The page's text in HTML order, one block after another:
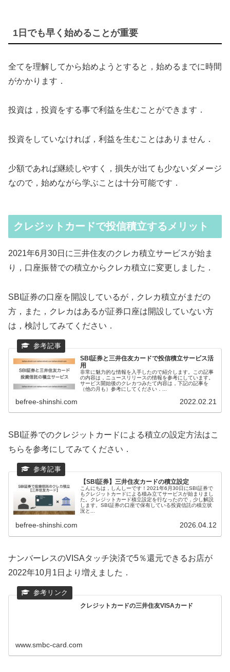
1日でも早く始めることが重要
全てを理解してから始めようとすると，始めるまでに時間
がかかります．
投資は，投資をする事で利益を生むことができます．
投資をしていなければ，利益を生むことはありません．
少額であれば継続しやすく，損失が出ても少ないダメージ
なので，始めながら学ぶことは十分可能です．
クレジットカードで投信積立するメリット
2021年6月30日に三井住友のクレカ積立サービスが始ま
り，口座振替での積立からクレカ積立に変更しました．
SBI証券の口座を開設しているが，クレカ積立がまだの
方，また，クレカはあるが証券口座は開設していない方
は，検討してみてください．
SBI証券と三井住友カードで投信積立サービス活
用
非常に魅力的な情報を入手したので紹介します。この記事
の内容は，ニュースリリースの情報を参考にしています。
サービス開始後のクレカつみたて内容は，下記の記事を
（他の月も）参考にしてください．...
befree-shinshi.com 2022.02.21
SBI証券でのクレジットカードによる積立の設定方法はこ
ちらを参考にしてみてください．
【SBI証券】三井住友カードの積立設定
こんにちは，しんしーです！2021年6月30日にSBI証券で
もクレジットカードによる積み立てサービスが始まりまし
た。クレジットカード積立設定を行なったので，少し解説
します。SBI証券の口座で保有している投資信託の積立状
況と...
befree-shinshi.com 2026.04.12
ナンバーレスのVISAタッチ決済で5％還元できるお店が
2022年10月1日より増えました．
クレジットカードの三井住友VISAカード
www.smbc-card.com